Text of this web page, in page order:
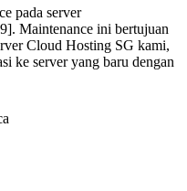
pada server
Maintenance ini bertujuan
Cloud Hosting SG kami,
ke server yang baru dengan